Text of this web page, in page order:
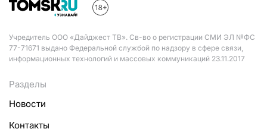
Учредитель ООО «Дайджест ТВ». Св-во о регистрации СМИ ЭЛ №ФС
77-71671 выдано Федеральной службой по надзору в сфере связи,
информационных технологий и массовых коммуникаций 23.11.2017
Разделы
Новости
Контакты